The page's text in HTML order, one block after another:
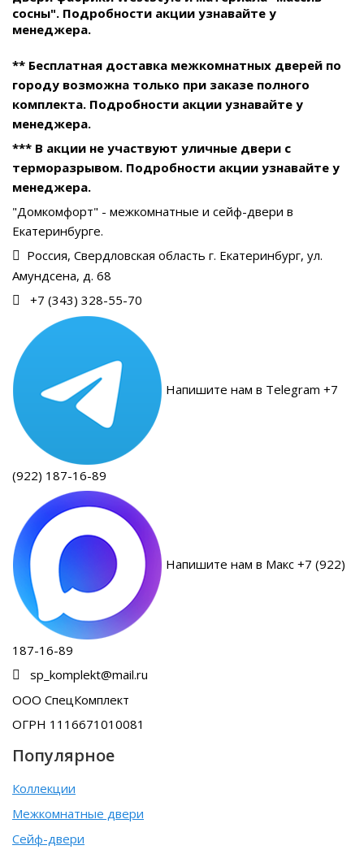
сосны". Подробности акции узнавайте у
менеджера.
** Бесплатная доставка межкомнатных дверей по
городу возможна только при заказе полного
комплекта. Подробности акции узнавайте у
менеджера.
*** В акции не участвуют уличные двери с
терморазрывом. Подробности акции узнавайте у
менеджера.
"Домкомфорт" - межкомнатные и сейф-двери в
Екатеринбурге.
Россия, Свердловская область г. Екатеринбург, ул.
Амундсена, д. 68
+7 (343) 328-55-70
Напишите нам в Telegram +7
(922) 187-16-89
Напишите нам в Макс +7 (922)
187-16-89
sp_komplekt@mail.ru
ООО СпецКомплект
ОГРН 1116671010081
Популярное
Коллекции
Межкомнатные двери
Сейф-двери